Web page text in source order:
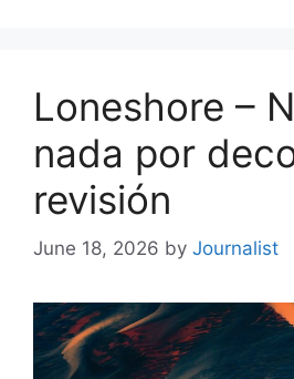
Loneshore –
nada por
revisión
June 18, 2026 by Journalist